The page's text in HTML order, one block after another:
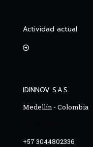
Actividad actual
IDINNOV S.A.S
Medellín - Colombia
+57 3044802336